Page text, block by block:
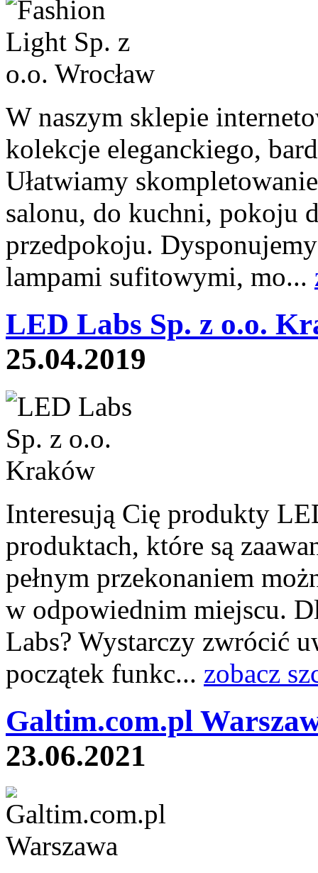
W naszym sklepie
kolekcje eleganckiego,
Ułatwiamy
salonu, do kuchni, pokoju
przedpokoju.
lampami sufitowymi, mo...
LED Labs Sp. z o.o.
25.04.2019
Interesują Cię produkty
produktach, które są
pełnym przekonaniem
w odpowiednim miejscu.
Labs? Wystarczy zwrócić
początek funkc... zobacz
Galtim.com.pl
23.06.2021